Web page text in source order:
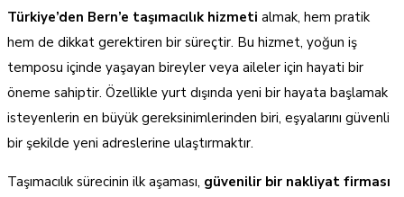
Türkiye’den Bern’e taşımacılık hizmeti almak, hem pratik
hem de dikkat gerektiren bir süreçtir. Bu hizmet, yoğun iş
temposu içinde yaşayan bireyler veya aileler için hayati bir
öneme sahiptir. Özellikle yurt dışında yeni bir hayata başlamak
isteyenlerin en büyük gereksinimlerinden biri, eşyalarını güvenli
bir şekilde yeni adreslerine ulaştırmaktır.
Taşımacılık sürecinin ilk aşaması, güvenilir bir nakliyat firması